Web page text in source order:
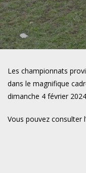
Les championnats
dans le magnifique
dimanche 4 février
Vous pouvez consulter